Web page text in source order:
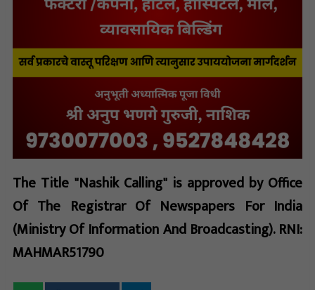
The Title "Nashik Calling" is approved by Office
Of The Registrar Of Newspapers For India
(Ministry Of Information And Broadcasting). RNI:
MAHMAR51790